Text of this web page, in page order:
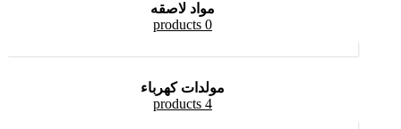
مواد لاصقه
0 products
مولدات كهرباء
4 products